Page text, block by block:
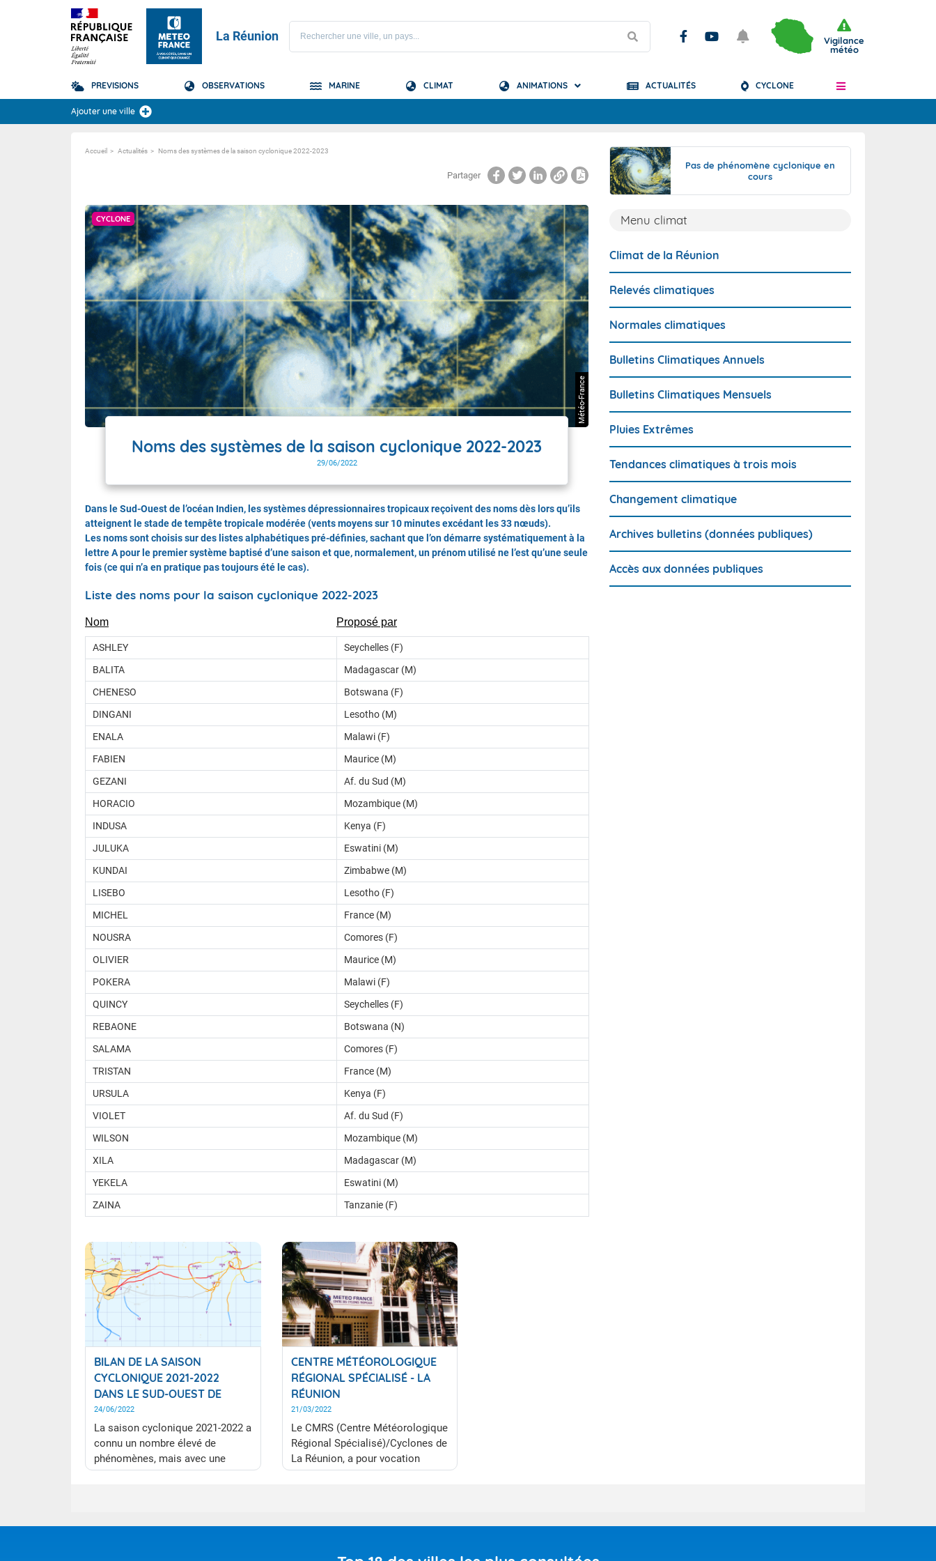
La Réunion
Prévisions
TOUS LES RÉSULTATS
Articles
Vigilance
météo
PREVISIONS OBSERVATIONS MARINE CLIMAT ANIMATIONS ACTUALITÉS CYCLONE
Ajouter une ville
Accueil Actualités Noms des systèmes de la saison cyclonique 2022-2023
Partager
CYCLONE
Météo-France
Noms des systèmes de la saison cyclonique 2022-2023
29/06/2022
Dans le Sud-Ouest de l’océan Indien, les systèmes dépressionnaires tropicaux reçoivent des noms dès lors qu’ils
atteignent le stade de tempête tropicale modérée (vents moyens sur 10 minutes excédant les 33 nœuds).
Les noms sont choisis sur des listes alphabétiques pré-définies, sachant que l’on démarre systématiquement à la
lettre A pour le premier système baptisé d’une saison et que, normalement, un prénom utilisé ne l’est qu’une seule
fois (ce qui n’a en pratique pas toujours été le cas).
Liste des noms pour la saison cyclonique 2022-2023
Nom Proposé par
​ASHLEY
Seychelles (F)
​BALITA
Madagascar (M)
​CHENESO
Botswana (F)
DINGANI
Lesotho (M)
ENALA
Malawi (F)
FABIEN
Maurice (M)
GEZANI
Af. du Sud (M)
HORACIO
Mozambique (M)
INDUSA
Kenya (F)
JULUKA
Eswatini (M)
KUNDAI
Zimbabwe (M)
LISEBO
Lesotho (F)
MICHEL
France (M)
NOUSRA
Comores (F)
​OLIVIER
Maurice (M)
POKERA
Malawi (F)
​QUINCY
Seychelles (F)
REBAONE
Botswana (N)
SALAMA
Comores (F)
TRISTAN
France (M)
URSULA
Kenya (F)
VIOLET
Af. du Sud (F)
WILSON
Mozambique (M)
XILA
Madagascar (M)
YEKELA
Eswatini (M)
ZAINA
Tanzanie (F)
Pas de phénomène cyclonique en
cours
Menu climat
Climat de la Réunion
Relevés climatiques
Normales climatiques
Bulletins Climatiques Annuels
Bulletins Climatiques Mensuels
Pluies Extrêmes
Tendances climatiques à trois mois
Changement climatique
Archives bulletins (données publiques)
Accès aux données publiques
BILAN DE LA SAISON
CYCLONIQUE 2021-2022
DANS LE SUD-OUEST DE
L'OCÉAN INDIEN
24/06/2022
La saison cyclonique 2021-2022 a
connu un nombre élevé de
phénomènes, mais avec une
majorité de tempêtes tropicales,
CENTRE MÉTÉOROLOGIQUE
RÉGIONAL SPÉCIALISÉ - LA
RÉUNION
21/03/2022
Le CMRS (Centre Météorologique
Régional Spécialisé)/Cyclones de
La Réunion, a pour vocation
première la surveillance